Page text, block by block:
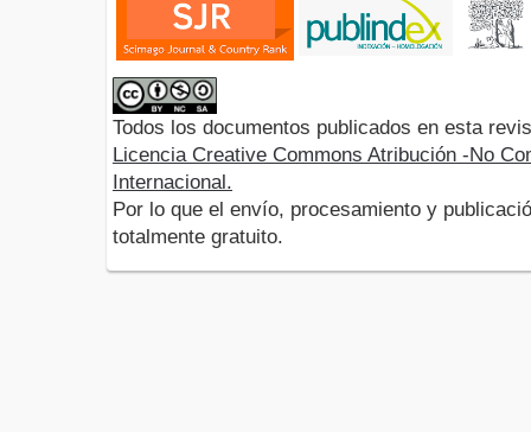
Todos los documentos publicados en esta
Licencia Creative Commons Atribución -No
Internacional.
Por lo que el envío, procesamiento y
totalmente gratuito.